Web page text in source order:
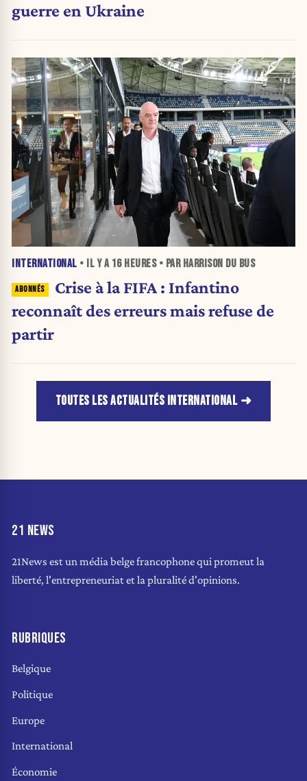
guerre en Ukraine
INTERNATIONAL • IL Y A 16 HEURES• PAR HARRISON DU BUS
Crise à la FIFA : Infantino
reconnaît des erreurs mais refuse de
partir
TOUTES LES ACTUALITÉS INTERNATIONAL
21 NEWS
21News est un média belge francophone qui promeut la
liberté, l'entrepreneuriat et la pluralité d'opinions.
RUBRIQUES
Belgique
Politique
Europe
International
Économie